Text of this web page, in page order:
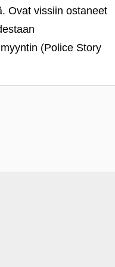
Ovat vissiin ostaneet
(Police Story